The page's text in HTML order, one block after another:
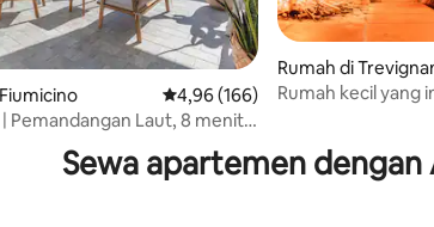
99 ulasan
Nilai rata-rata 4,96 dari 5, 166
4,96 (166)
| Pemandangan Laut, 8 menit
Rumah di
o
Rumah kecil yang
Sewa apartemen dengan